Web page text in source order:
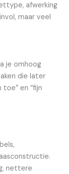
afwerking
maar veel
je omhoog
die later
en “fijn
nettere